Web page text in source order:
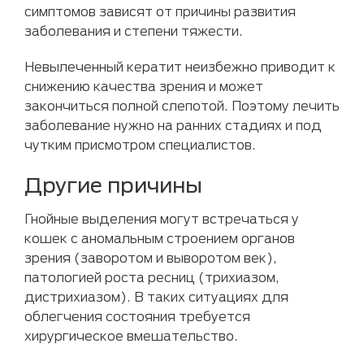
симптомов зависят от причины развития
заболевания и степени тяжести.
Невылеченный кератит неизбежно приводит к
снижению качества зрения и может
закончиться полной слепотой. Поэтому лечить
заболевание нужно на ранних стадиях и под
чутким присмотром специалистов.
Другие причины
Гнойные выделения могут встречаться у
кошек с аномальным строением органов
зрения (заворотом и выворотом век),
патологией роста ресниц (трихиазом,
дистрихиазом). В таких ситуациях для
облегчения состояния требуется
хирургическое вмешательство.